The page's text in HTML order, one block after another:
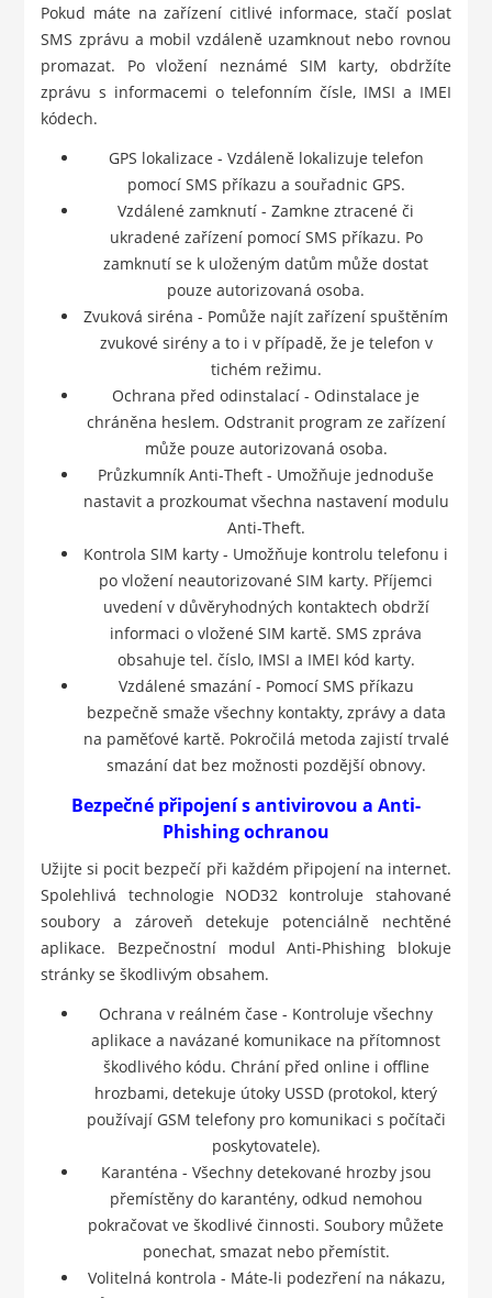
Pokud máte na zařízení citlivé informace, stačí poslat
SMS zprávu a mobil vzdáleně uzamknout nebo rovnou
promazat. Po vložení neznámé SIM karty, obdržíte
zprávu s informacemi o telefonním čísle, IMSI a IMEI
kódech.
GPS lokalizace - Vzdáleně lokalizuje telefon
pomocí SMS příkazu a souřadnic GPS.
Vzdálené zamknutí - Zamkne ztracené či
ukradené zařízení pomocí SMS příkazu. Po
zamknutí se k uloženým datům může dostat
pouze autorizovaná osoba.
Zvuková siréna - Pomůže najít zařízení spuštěním
zvukové sirény a to i v případě, že je telefon v
tichém režimu.
Ochrana před odinstalací - Odinstalace je
chráněna heslem. Odstranit program ze zařízení
může pouze autorizovaná osoba.
Průzkumník Anti-Theft - Umožňuje jednoduše
nastavit a prozkoumat všechna nastavení modulu
Anti-Theft.
Kontrola SIM karty - Umožňuje kontrolu telefonu i
po vložení neautorizované SIM karty. Příjemci
uvedení v důvěryhodných kontaktech obdrží
informaci o vložené SIM kartě. SMS zpráva
obsahuje tel. číslo, IMSI a IMEI kód karty.
Vzdálené smazání - Pomocí SMS příkazu
bezpečně smaže všechny kontakty, zprávy a data
na paměťové kartě. Pokročilá metoda zajistí trvalé
smazání dat bez možnosti pozdější obnovy.
Bezpečné připojení s antivirovou a Anti-
Phishing ochranou
Užijte si pocit bezpečí při každém připojení na internet.
Spolehlivá technologie NOD32 kontroluje stahované
soubory a zároveň detekuje potenciálně nechtěné
aplikace. Bezpečnostní modul Anti-Phishing blokuje
stránky se škodlivým obsahem.
Ochrana v reálném čase - Kontroluje všechny
aplikace a navázané komunikace na přítomnost
škodlivého kódu. Chrání před online i offline
hrozbami, detekuje útoky USSD (protokol, který
používají GSM telefony pro komunikaci s počítači
poskytovatele).
Karanténa - Všechny detekované hrozby jsou
přemístěny do karantény, odkud nemohou
pokračovat ve škodlivé činnosti. Soubory můžete
ponechat, smazat nebo přemístit.
Volitelná kontrola - Máte-li podezření na nákazu,